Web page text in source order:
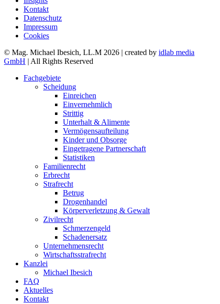
Kontakt
Datenschutz
Impressum
Cookies
© Mag. Michael Ibesich, LL.M 2026 | created by idlab media
GmbH | All Rights Reserved
Fachgebiete
Scheidung
Einreichen
Einvernehmlich
Strittig
Unterhalt & Alimente
Vermögensaufteilung
Kinder und Obsorge
Eingetragene Partnerschaft
Statistiken
Familienrecht
Erbrecht
Strafrecht
Betrug
Drogenhandel
Körperverletzung & Gewalt
Zivilrecht
Schmerzengeld
Schadenersatz
Unternehmensrecht
Wirtschaftsstrafrecht
Kanzlei
Michael Ibesich
FAQ
Aktuelles
Kontakt